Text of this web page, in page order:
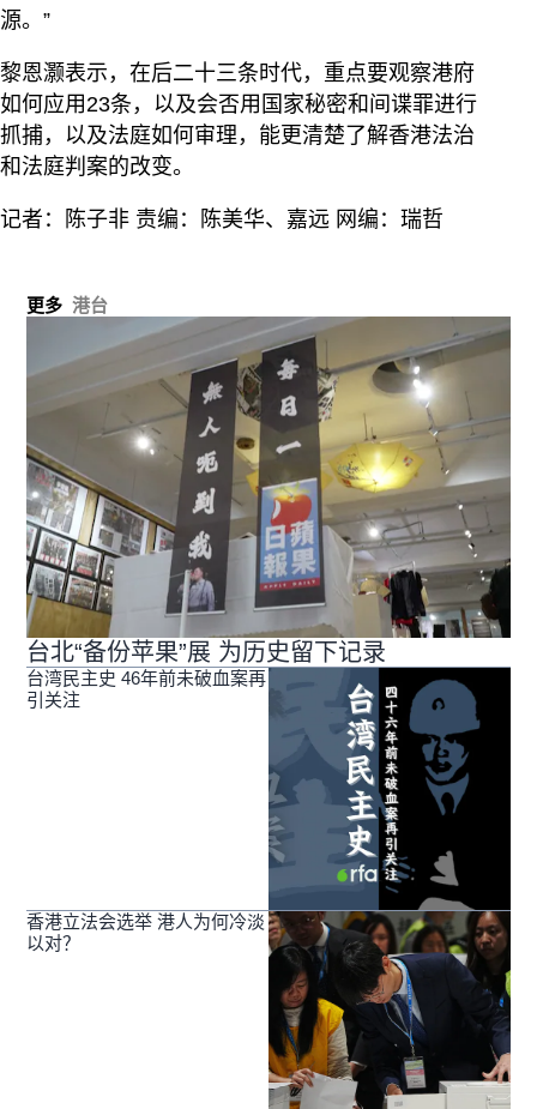
源。”
黎恩灏表示，在后二十三条时代，重点要观察港府
如何应用23条，以及会否用国家秘密和间谍罪进行
抓捕，以及法庭如何审理，能更清楚了解香港法治
和法庭判案的改变。
记者：陈子非 责编：陈美华、嘉远 网编：瑞哲
更多 港台
台北“备份苹果”展 为历史留下记录
台湾民主史 46年前未破血案再
引关注
香港立法会选举 港人为何冷淡
以对？